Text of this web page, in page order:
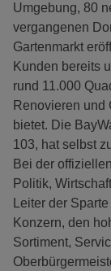
Umgebung, 80
vergangenen
Gartenmarkt
Kunden bereits
rund 11.000
Renovieren und
bietet. Die
103, hat selbst
Bei der
Politik,
Leiter der
Konzern, den
Sortiment,